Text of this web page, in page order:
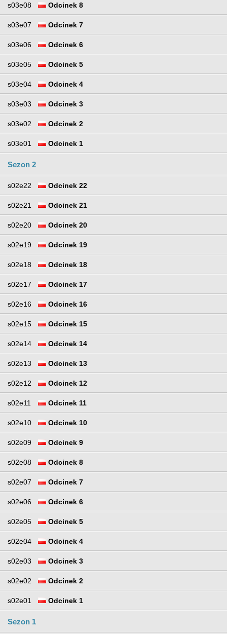
s03e08 Odcinek 8
s03e07 Odcinek 7
s03e06 Odcinek 6
s03e05 Odcinek 5
s03e04 Odcinek 4
s03e03 Odcinek 3
s03e02 Odcinek 2
s03e01 Odcinek 1
Sezon 2
s02e22 Odcinek 22
s02e21 Odcinek 21
s02e20 Odcinek 20
s02e19 Odcinek 19
s02e18 Odcinek 18
s02e17 Odcinek 17
s02e16 Odcinek 16
s02e15 Odcinek 15
s02e14 Odcinek 14
s02e13 Odcinek 13
s02e12 Odcinek 12
s02e11 Odcinek 11
s02e10 Odcinek 10
s02e09 Odcinek 9
s02e08 Odcinek 8
s02e07 Odcinek 7
s02e06 Odcinek 6
s02e05 Odcinek 5
s02e04 Odcinek 4
s02e03 Odcinek 3
s02e02 Odcinek 2
s02e01 Odcinek 1
Sezon 1